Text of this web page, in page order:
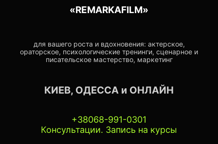
«REMARKAFILM»
для вашего роста и вдохновения: актерское,
ораторское, психологические тренинги, сценарное и
писательское мастерство, маркетинг
КИЕВ, ОДЕССА и ОНЛАЙН
+38068-991-0301
Консультации. Запись на курсы